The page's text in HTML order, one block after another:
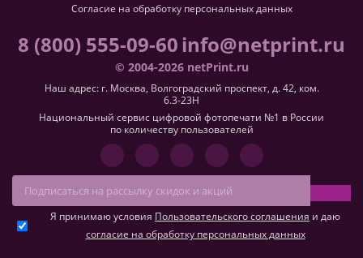
Согласие на обработку персональных данных
8 (800) 555-09-60info@netprint.ru
© 2004-2026 netPrint.ru
Наш адрес: г. Москва, Волгоградский проспект, д. 42, ком.
6.3-23H
Национальный сервис цифровой фотопечати №1 в России
по количеству пользователей
Я принимаю условия Пользовательского соглашения и даю
согласие на обработку персональных данных